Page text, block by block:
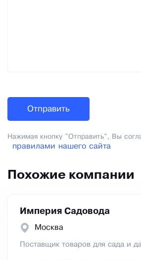
Нажимая кнопку "Отправить", Вы
правилами нашего сайта
Похожие компании
Империя Садовода
Москва
Поставщик товаров для сада и